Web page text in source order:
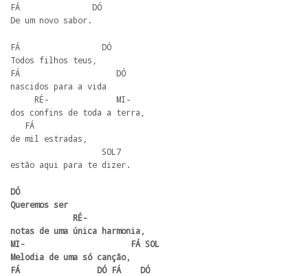
FÁ               DÓ
De um novo sabor.
FÁ                 DÓ
Todos filhos teus,
FÁ                    DÓ
nascidos para a vida
dos confins de toda a terra,
de mil estradas,
estão aqui para te dizer.
DÓ
Queremos ser
notas de uma única harmonia,
MI-                      FÁ SOL
Melodia de uma só canção,
FÁ                DÓ FÁ    DÓ